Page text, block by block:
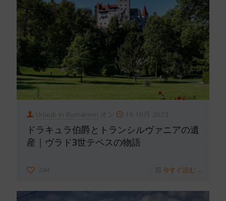
Urlaub in Rumänien 19 10月 2023
ドラキュラ伯爵とトランシルヴァニアの遺
産｜ヴラド3世テペスの物語
244 今すぐ読む ...